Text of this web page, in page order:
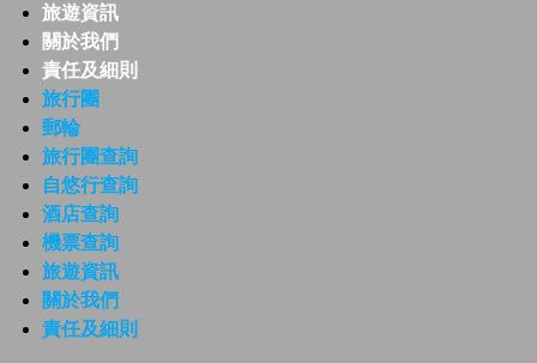
旅遊資訊
關於我們
責任及細則
旅行團
郵輪
旅行團查詢
自悠行查詢
酒店查詢
機票查詢
旅遊資訊
關於我們
責任及細則